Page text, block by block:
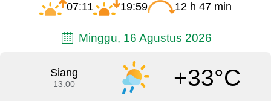
07:11 19:59 12 h 47 min
Minggu, 16 Agustus 2026
Siang
13:00 +33°C